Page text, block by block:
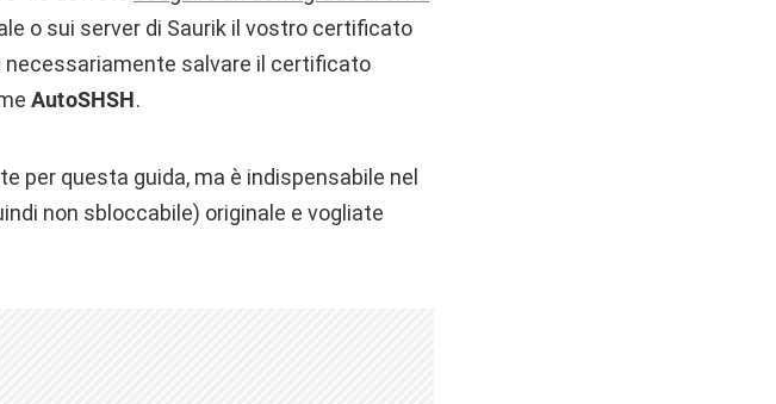
o sui server di Saurik il vostro certificato
necessariamente salvare il certificato
AutoSHSH.
per questa guida, ma è indispensabile nel
non sbloccabile) originale e vogliate